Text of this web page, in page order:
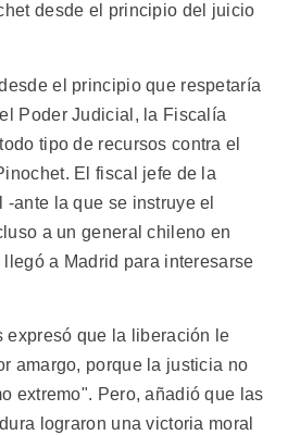
desde el principio del juicio
el principio que respetaría
Poder Judicial, la Fiscalía
tipo de recursos contra el
El fiscal jefe de la
ante la que se instruye el
a un general chileno en
a Madrid para interesarse
expresó que la liberación le
amargo, porque la justicia no
extremo". Pero, añadió que las
lograron una victoria moral